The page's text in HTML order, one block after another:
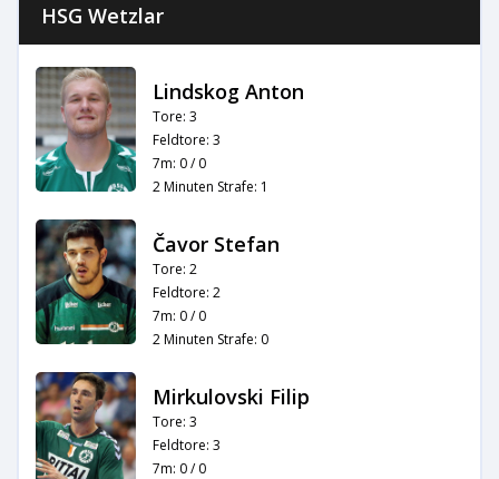
HSG Wetzlar
Lindskog Anton
Tore: 3
Feldtore: 3
7m: 0 / 0
2 Minuten Strafe: 1
Čavor Stefan
Tore: 2
Feldtore: 2
7m: 0 / 0
2 Minuten Strafe: 0
Mirkulovski Filip
Tore: 3
Feldtore: 3
7m: 0 / 0